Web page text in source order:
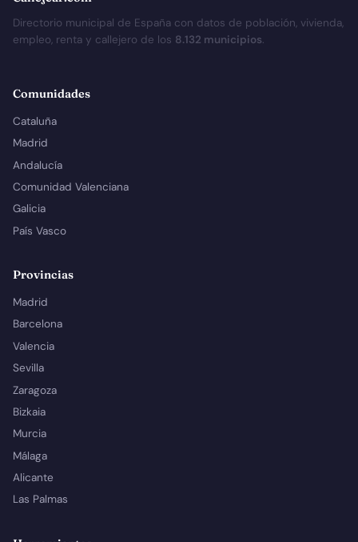
Directorio municipal de España con datos de población, vivienda,
empleo, renta y callejero de los 8.132 municipios.
Comunidades
Cataluña
Madrid
Andalucía
Comunidad Valenciana
Galicia
País Vasco
Provincias
Madrid
Barcelona
Valencia
Sevilla
Zaragoza
Bizkaia
Murcia
Málaga
Alicante
Las Palmas